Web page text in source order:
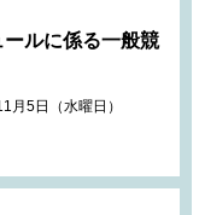
ールに係る一般競
5日（水曜日）